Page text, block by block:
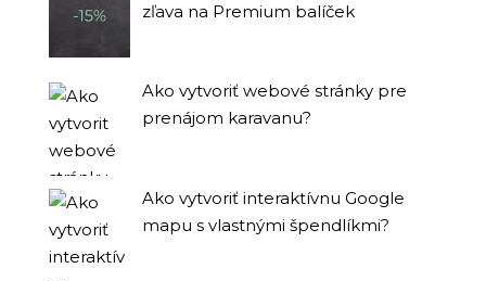
zľava na Premium balíček
Ako vytvoriť webové stránky pre
prenájom karavanu?
Ako vytvoriť interaktívnu Google
mapu s vlastnými špendlíkmi?